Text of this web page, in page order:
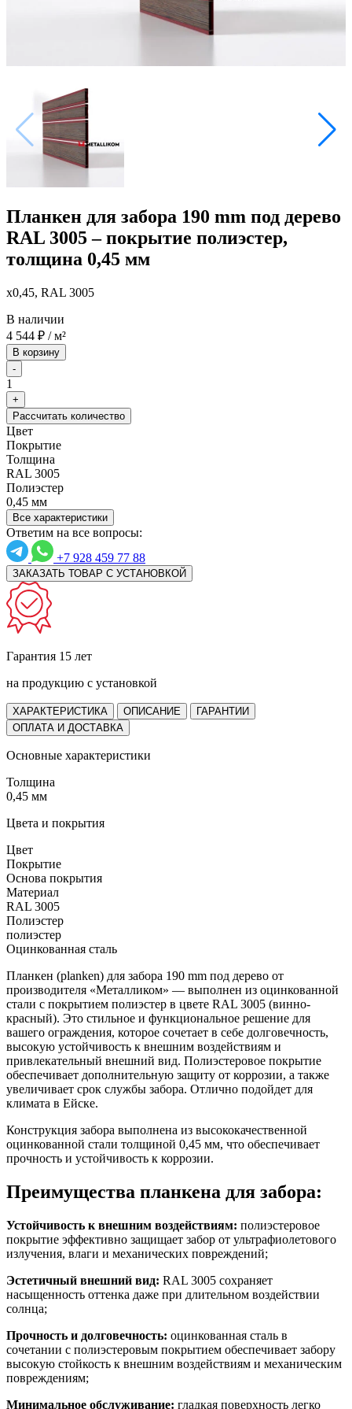
Планкен для забора 190 mm под дерево
RAL 3005 – покрытие полиэстер,
толщина 0,45 мм
x0,45, RAL 3005
В наличии
4 544 ₽ / м²
В корзину
-
1
+
Рассчитать количество
Цвет
Покрытие
Толщина
RAL 3005
Полиэстер
0,45 мм
Все характеристики
Ответим на все вопросы:
+7 928 459 77 88
ЗАКАЗАТЬ ТОВАР С УСТАНОВКОЙ
Гарантия 15 лет
на продукцию с установкой
ХАРАКТЕРИСТИКА ОПИСАНИЕ
ГАРАНТИИ
ОПЛАТА И ДОСТАВКА
Основные характеристики
Толщина
0,45 мм
Цвета и покрытия
Цвет
Покрытие
Основа покрытия
Материал
RAL 3005
Полиэстер
полиэстер
Оцинкованная сталь
Планкен (planken) для забора 190 mm под дерево от
производителя «Металликом» — выполнен из оцинкованной
стали с покрытием полиэстер в цвете RAL 3005 (винно-
красный). Это стильное и функциональное решение для
вашего ограждения, которое сочетает в себе долговечность,
высокую устойчивость к внешним воздействиям и
привлекательный внешний вид. Полиэстеровое покрытие
обеспечивает дополнительную защиту от коррозии, а также
увеличивает срок службы забора. Отлично подойдет для
климата в Ейске.
Конструкция забора выполнена из высококачественной
оцинкованной стали толщиной 0,45 мм, что обеспечивает
прочность и устойчивость к коррозии.
Преимущества планкена для забора:
Устойчивость к внешним воздействиям: полиэстеровое
покрытие эффективно защищает забор от ультрафиолетового
излучения, влаги и механических повреждений;
Эстетичный внешний вид: RAL 3005 сохраняет
насыщенность оттенка даже при длительном воздействии
солнца;
Прочность и долговечность: оцинкованная сталь в
сочетании с полиэстеровым покрытием обеспечивает забору
высокую стойкость к внешним воздействиям и механическим
повреждениям;
Минимальное обслуживание: гладкая поверхность легко